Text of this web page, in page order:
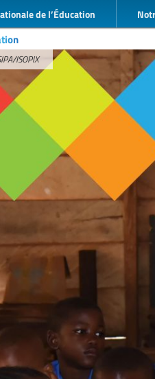
de l’Éducation
ISOPIX